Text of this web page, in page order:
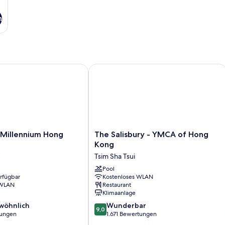
Hong
Hong Kong Hotel
The
Salisbury
YMCA
of
Hong
Kong
Tsim
Sha
Tsui
The Salisbury - YMCA of Hong
Kong
Tsim Sha Tsui
Pool
Kostenloses WLAN
Restaurant
Klimaanlage
9.0
von
9,0 Wunderbar
1.671 Bewertungen
The Salisbury - YMCA of Hong Kong